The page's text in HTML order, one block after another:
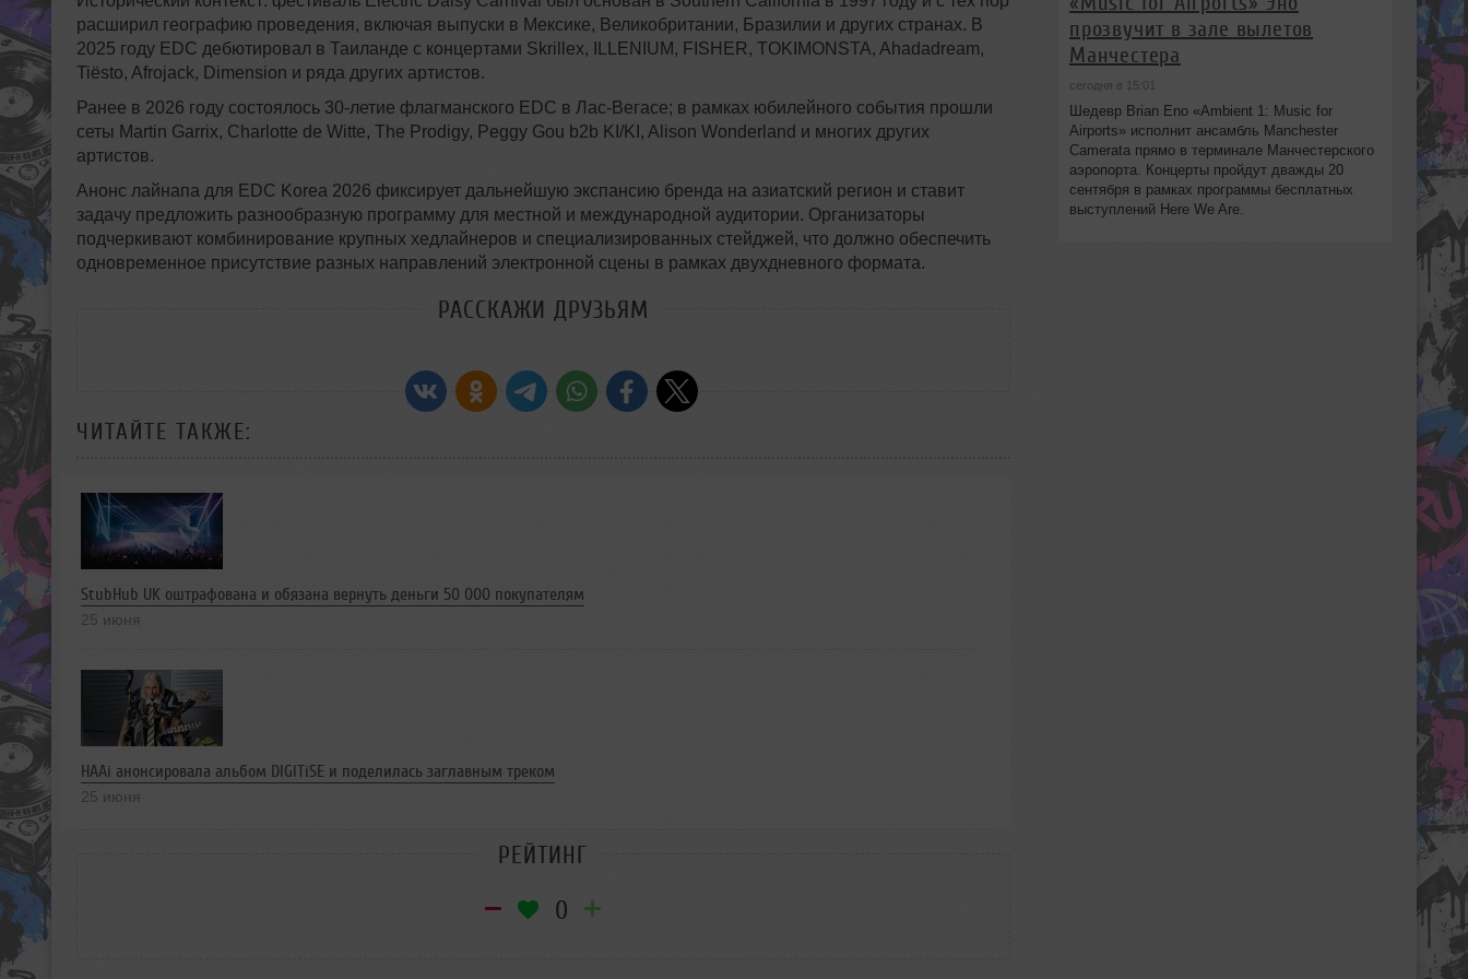
расширил географию проведения, включая выпуски в Мексике, Великобритании, Бразилии и других странах. В
2025 году EDC дебютировал в Таиланде с концертами Skrillex, ILLENIUM, FISHER, TOKIMONSTA, Ahadadream,
Tiësto, Afrojack, Dimension и ряда других артистов.
Ранее в 2026 году состоялось 30-летие флагманского EDC в Лас-Вегасе; в рамках юбилейного события прошли
сеты Martin Garrix, Charlotte de Witte, The Prodigy, Peggy Gou b2b KI/KI, Alison Wonderland и многих других
артистов.
Анонс лайнапа для EDC Korea 2026 фиксирует дальнейшую экспансию бренда на азиатский регион и ставит
задачу предложить разнообразную программу для местной и международной аудитории. Организаторы
подчеркивают комбинирование крупных хедлайнеров и специализированных стейджей, что должно обеспечить
одновременное присутствие разных направлений электронной сцены в рамках двухдневного формата.
РАССКАЖИ ДРУЗЬЯМ
ЧИТАЙТЕ ТАКЖЕ:
StubHub UK оштрафована и обязана вернуть деньги 50 000 покупателям
25 июня
HAAi анонсировала альбом DIGITiSE и поделилась заглавным треком
25 июня
РЕЙТИНГ
0
прозвучит в зале вылетов
Манчестера
сегодня в 15:01
Шедевр Brian Eno «Ambient 1: Music for
Airports» исполнит ансамбль Manchester
Camerata прямо в терминале Манчестерского
аэропорта. Концерты пройдут дважды 20
сентября в рамках программы бесплатных
выступлений Here We Are.